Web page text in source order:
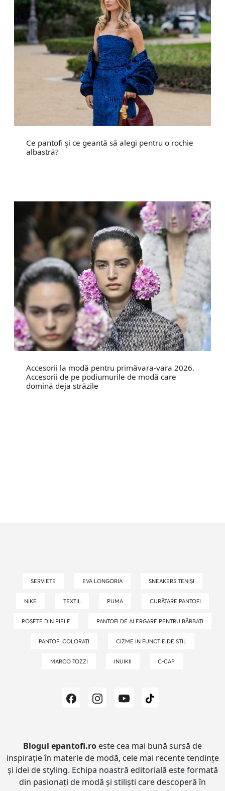
Ce pantofi și ce geantă să alegi pentru o rochie
albastră?
Accesorii la modă pentru primăvara-vara 2026.
Accesorii de pe podiumurile de modă care
domină deja străzile
SERVIETE EVA LONGORIA SNEAKERS TENIȘI
NIKE TEXTIL PUMA CURĂȚARE PANTOFI
POȘETE DIN PIELE PANTOFI DE ALERGARE PENTRU BĂRBAȚI
PANTOFI COLORAȚI CIZME IN FUNCTIE DE STIL
MARCO TOZZI INUIKII C-CAP
Blogul epantofi.ro este cea mai bună sursă de
inspirație în materie de modă, cele mai recente tendințe
și idei de styling. Echipa noastră editorială este formată
din pasionați de modă și stiliști care descoperă în